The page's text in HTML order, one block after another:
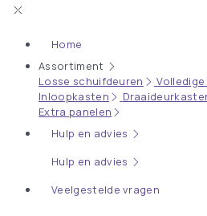
Home
Assortiment
Losse schuifdeuren
Inloopkasten
Extra panelen
Hulp en advies
Hulp en advies
Veelgestelde vragen